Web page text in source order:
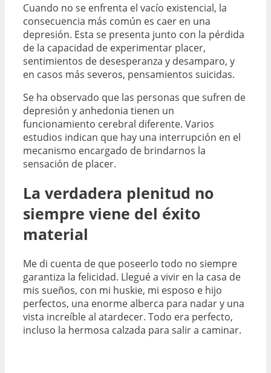
Cuando no se enfrenta el vacío existencial, la
consecuencia más común es caer en una
depresión. Esta se presenta junto con la pérdida
de la capacidad de experimentar placer,
sentimientos de desesperanza y desamparo, y
en casos más severos, pensamientos suicidas.
Se ha observado que las personas que sufren de
depresión y anhedonia tienen un
funcionamiento cerebral diferente. Varios
estudios indican que hay una interrupción en el
mecanismo encargado de brindarnos la
sensación de placer.
La verdadera plenitud no
siempre viene del éxito
material
Me di cuenta de que poseerlo todo no siempre
garantiza la felicidad. Llegué a vivir en la casa de
mis sueños, con mi huskie, mi esposo e hijo
perfectos, una enorme alberca para nadar y una
vista increíble al atardecer. Todo era perfecto,
incluso la hermosa calzada para salir a caminar.